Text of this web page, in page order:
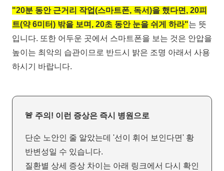
"20분 동안 근거리 작업(스마트폰, 독서)을 했다면, 20피
트(약 6미터) 밖을 보며, 20초 동안 눈을 쉬게 하라"는 뜻
입니다. 또한 어두운 곳에서 스마트폰을 보는 것은 안압을
높이는 최악의 습관이므로 반드시 밝은 조명 아래서 사용
하시기 바랍니다.
🚨 주의! 이런 증상은 즉시 병원으로
단순 노안인 줄 알았는데 '선이 휘어 보인다면' 황
반변성일 수 있습니다.
질환별 상세 증상 차이는 아래 링크에서 다시 확인